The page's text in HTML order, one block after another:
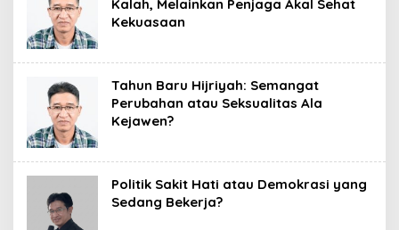
Kalah, Melainkan Penjaga Akal Sehat
Kekuasaan
Tahun Baru Hijriyah: Semangat
Perubahan atau Seksualitas Ala
Kejawen?
Politik Sakit Hati atau Demokrasi yang
Sedang Bekerja?